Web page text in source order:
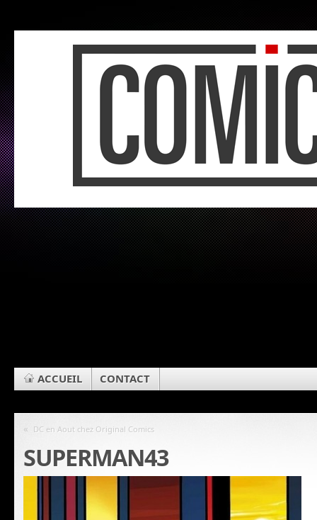
ACCUEIL CONTACT
« DC en Aout chez Original Comics
SUPERMAN43